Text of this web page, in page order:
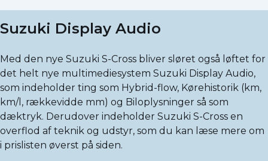
Suzuki Display Audio
Med den nye Suzuki S-Cross bliver sløret også løftet for
det helt nye multimediesystem Suzuki Display Audio,
som indeholder ting som Hybrid-flow, Kørehistorik (km,
km/l, rækkevidde mm) og Biloplysninger så som
dæktryk. Derudover indeholder Suzuki S-Cross en
overflod af teknik og udstyr, som du kan læse mere om
i prislisten øverst på siden.